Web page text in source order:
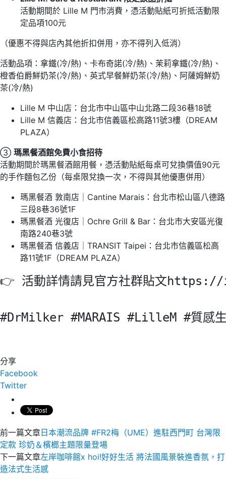
活動期間於 Lille M 門市消費，憑活動貼紙可折抵活動限
定品項100元
（優惠不得與店內其他折扣併用，亦不得列入低消）
活動品項：拿鐵(冷/熱)、卡布奇諾(冷/熱)、茉莉拿鐵(冷/熱)、
橙香伯爵鮮奶茶(冷/熱)、英式早餐鮮奶茶(冷/熱)、阿薩姆鮮奶
茶(冷/熱)
Lille M 中山店：台北市中山區中山北路二段36巷18號
Lille M 信義店：台北市信義區松高路11號3樓（DREAM
PLAZA）
③ 瑪黑餐酒館免費小食招待
活動期間於瑪黑餐酒館用餐，憑活動貼紙每桌可兌換價值90元
的手作麵包乙份（每桌限兌換一次，不得與其他優惠併用）
瑪黑餐酒 敦南店｜Cantine Marais：台北市松山區八德路
三段8巷36號1F
瑪黑餐酒 光復店｜Ochre Grill & Bar：台北市大安區光復
南路240巷3號
瑪黑餐酒 信義店｜TRANSIT Taipei：台北市信義區松高
路11號1F（DREAM PLAZA）
👉 活動詳情請見官方社群貼文
#DrMilker #MARAIS #LilleM #質感生
分享
Facebook
Twitter
前一篇文章 日本潮流品牌 #FR2梅（UME）進駐西門町 台灣限
定款 珍奶＆檳榔主題限量登場
下一篇文章左岸咖啡館x hoi!好好生活 將法國風景裝進香氛，打
造法式生活感